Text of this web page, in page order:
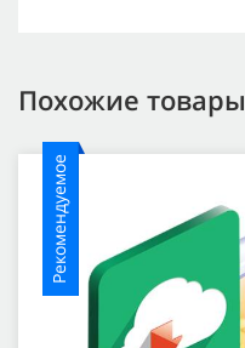
Похожие товары
Рекомендуемое